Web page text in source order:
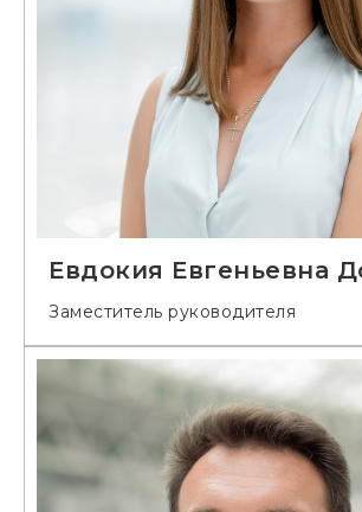
Евдокия Евгеньевна
Заместитель руководителя